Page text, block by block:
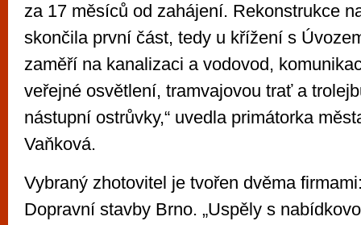
za 17 měsíců od zahájení. Rekonstrukce
skončila první část, tedy u křížení s
zaměří na kanalizaci a vodovod,
veřejné osvětlení, tramvajovou trať a
nástupní ostrůvky,“ uvedla primátorka
Vaňková.
Vybraný zhotovitel je tvořen dvěma
Dopravní stavby Brno. „Uspěly s